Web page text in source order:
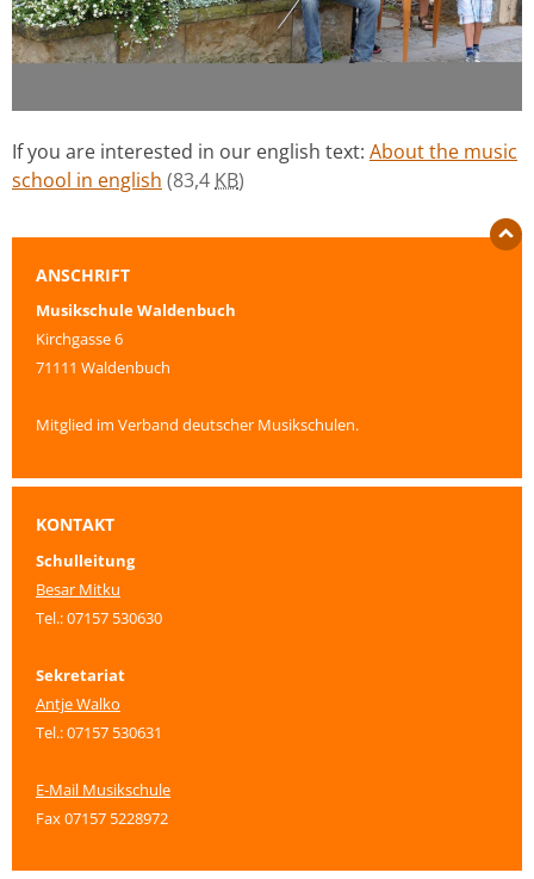
If you are interested in our english text: About the music
school in english (83,4 KB)
ANSCHRIFT
Musikschule Waldenbuch
Kirchgasse 6
71111 Waldenbuch
Mitglied im Verband deutscher Musikschulen.
KONTAKT
Schulleitung
Besar Mitku
Tel.: 07157 530630
Sekretariat
Antje Walko
Tel.: 07157 530631
E-Mail Musikschule
Fax 07157 5228972